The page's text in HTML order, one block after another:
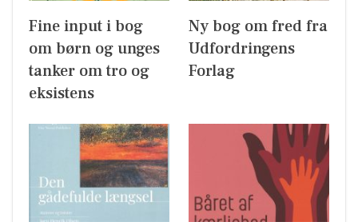
Fine input i bog
om børn og unges
tanker om tro og
eksistens
Ny bog om fred fra
Udfordringens
Forlag